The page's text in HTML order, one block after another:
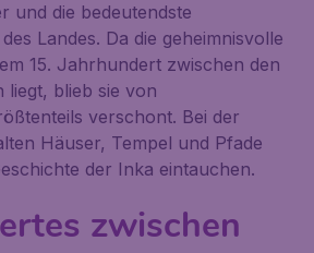
und die bedeutendste
Landes. Da die geheimnisvolle
15. Jahrhundert zwischen den
liegt, blieb sie von
verschont. Bei der
Häuser, Tempel und Pfade
der Inka eintauchen.
zwischen